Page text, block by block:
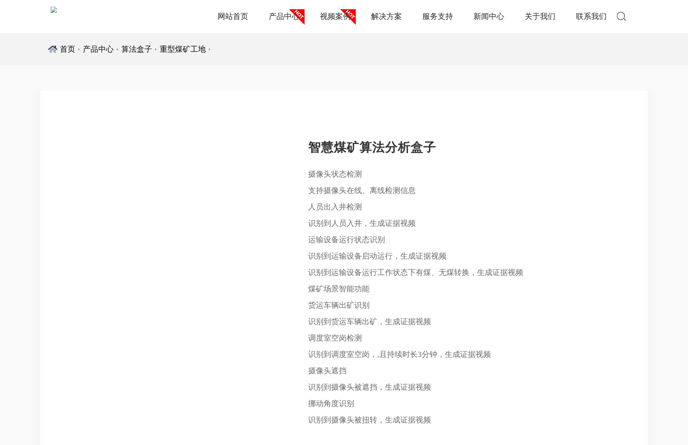
网站首页 产品中心 视频案例 解决方案 服务支持 新闻中心 关于我们 联系我们
首页 产品中心 算法盒子 重型煤矿工地
智慧煤矿算法分析盒子
摄像头状态检测
支持摄像头在线、离线检测信息
人员出入井检测
识别到人员入井，生成证据视频
运输设备运行状态识别
识别到运输设备启动运行，生成证据视频
识别到运输设备运行工作状态下有煤、无煤转换，生成证据视频
煤矿场景智能功能
货运车辆出矿识别
识别到货运车辆出矿，生成证据视频
调度室空岗检测
识别到调度室空岗，,且持续时长3分钟，生成证据视频
摄像头遮挡
识别到摄像头被遮挡，生成证据视频
挪动角度识别
识别到摄像头被扭转，生成证据视频